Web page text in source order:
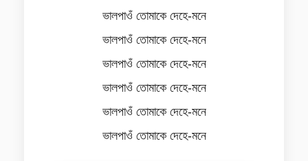
ভালপাওঁ তোমাকে দেহে-মনে
ভালপাওঁ তোমাকে দেহে-মনে
ভালপাওঁ তোমাকে দেহে-মনে
ভালপাওঁ তোমাকে দেহে-মনে
ভালপাওঁ তোমাকে দেহে-মনে
ভালপাওঁ তোমাকে দেহে-মনে